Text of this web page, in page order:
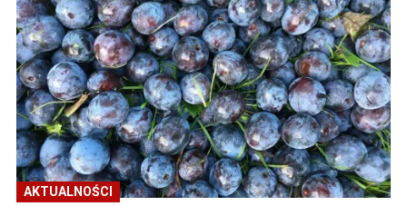
AKTUALNOŚCI